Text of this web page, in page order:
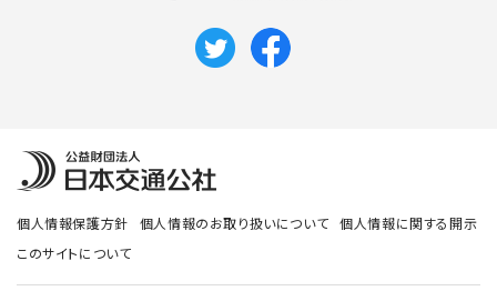
個人情報保護方針 個人情報のお取り扱いについて
個人情報に関する開示
このサイトについて